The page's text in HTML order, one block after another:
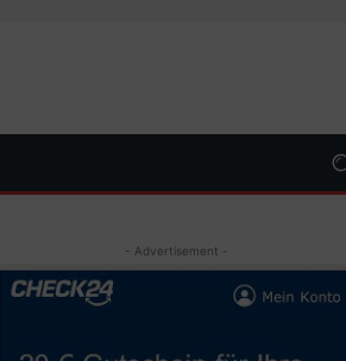
- Advertisement -